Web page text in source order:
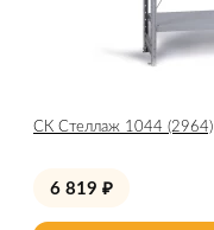
СК Стеллаж 1044 (2964)
6 819 ₽